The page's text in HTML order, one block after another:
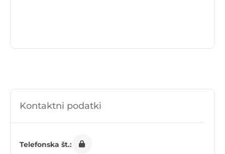
Kontaktni podatki
Telefonska št.: